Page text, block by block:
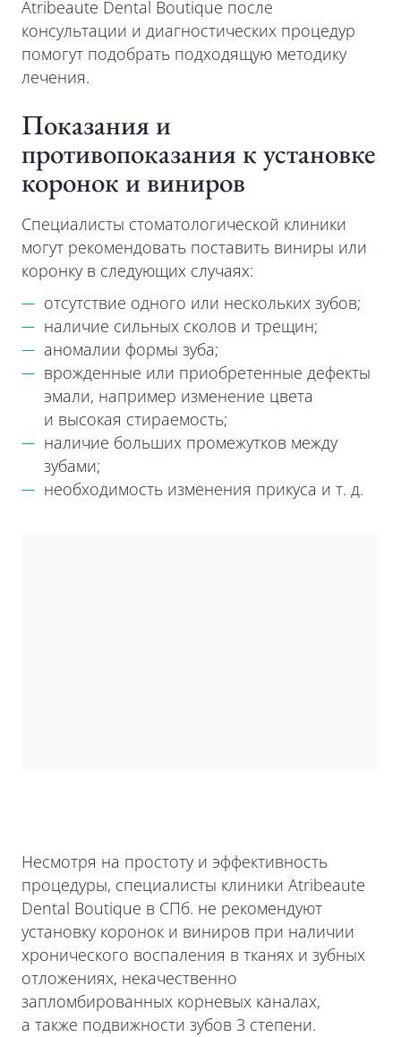
Atribeaute Dental Boutique после
консультации и диагностических процедур
помогут подобрать подходящую методику
лечения.
Показания и
противопоказания к установке
коронок и виниров
Специалисты стоматологической клиники
могут рекомендовать поставить виниры или
коронку в следующих случаях:
отсутствие одного или нескольких зубов;
наличие сильных сколов и трещин;
аномалии формы зуба;
врожденные или приобретенные дефекты
эмали, например изменение цвета
и высокая стираемость;
наличие больших промежутков между
зубами;
необходимость изменения прикуса и т. д.
Несмотря на простоту и эффективность
процедуры, специалисты клиники Atribeaute
Dental Boutique в СПб. не рекомендуют
установку коронок и виниров при наличии
хронического воспаления в тканях и зубных
отложениях, некачественно
запломбированных корневых каналах,
а также подвижности зубов 3 степени.